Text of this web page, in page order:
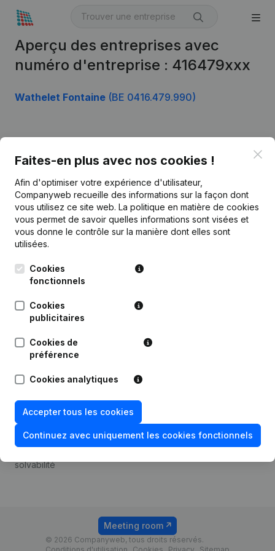
Aperçu des entreprises avec
numéro d'entreprise : 416479xxx
Wathelet Fontaine (BE 0416.479.990)
Faites-en plus avec nos cookies !
Afin d'optimiser votre expérience d'utilisateur,
Companyweb recueille des informations sur la façon dont
vous utilisez ce site web. La politique en matière de cookies
vous permet de savoir quelles informations sont visées et
vous donne le contrôle sur la manière dont elles sont
utilisées.
Cookies
fonctionnels
Cookies
publicitaires
Cookies de
préférence
Cookies analytiques
Accepter tous les cookies
Continuez avec uniquement les cookies fonctionnels
Français
Kantorenpark Everest
Leuvensesteenweg
1800 Vilvoorde
Informations d’entreprise
Monitoring
Recherche internationale
Prospection
Compliance et prévention
de la fraude
Consulter des comptes
Recherche de numéro de
TVA
solvabilité
Tarifs
© 2026 Companyweb, tous droits réservés.
Meeting room